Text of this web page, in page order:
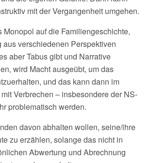
mit der Vergangenheit umgehen.
Monopol auf die Familiengeschichte,
verschiedenen Perspektiven
aber Tabus gibt und Narrative
wird Macht ausgeübt, um das
und das kann dann im
Verbrechen – insbesondere der NS-
problematisch werden.
davon abhalten wollen, seine/ihre
zu erzählen, solange das nicht in
Abwertung und Abrechnung